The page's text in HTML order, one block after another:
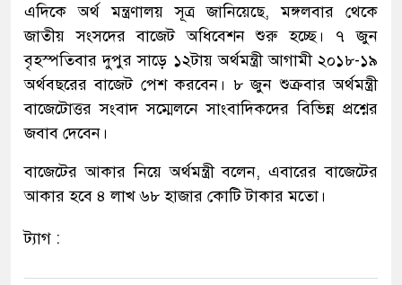
এদিকে অর্থ মন্ত্রণালয় সূত্র জানিয়েছে, মঙ্গলবার থেকে
জাতীয় সংসদের বাজেট অধিবেশন শুরু হচ্ছে। ৭ জুন
বৃহস্পতিবার দুপুর সাড়ে ১২টায় অর্থমন্ত্রী আগামী ২০১৮-১৯
অর্থবছরের বাজেট পেশ করবেন। ৮ জুন শুক্রবার অর্থমন্ত্রী
বাজেটোত্তর সংবাদ সম্মেলনে সাংবাদিকদের বিভিন্ন প্রশ্নের
জবাব দেবেন।
বাজেটের আকার নিয়ে অর্থমন্ত্রী বলেন, এবারের বাজেটের
আকার হবে ৪ লাখ ৬৮ হাজার কোটি টাকার মতো।
ট্যাগ :